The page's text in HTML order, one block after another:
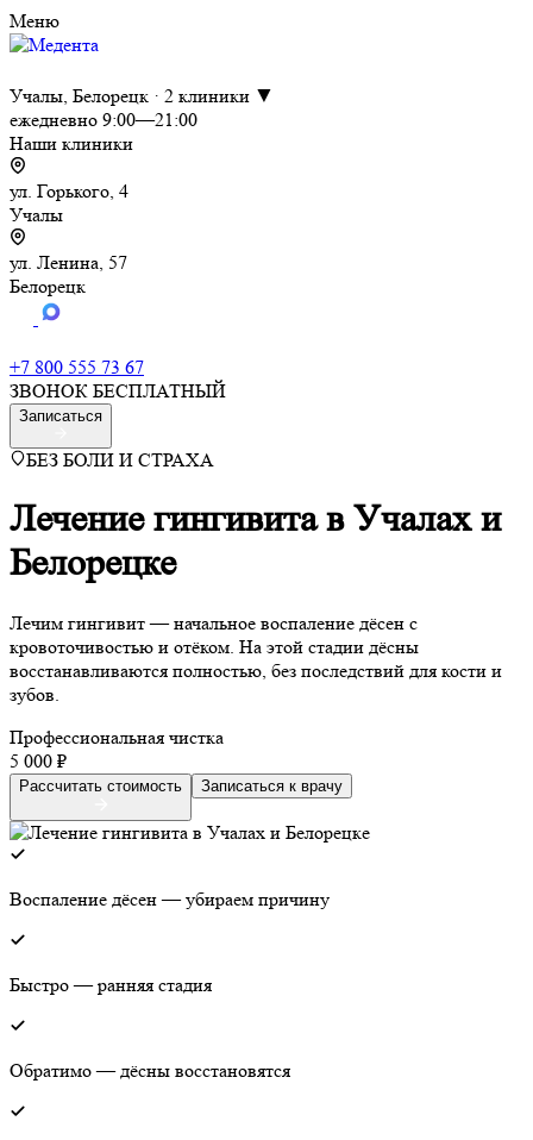
Меню
Учалы, Белорецк · 2 клиники ▼
ежедневно 9:00—21:00
Наши клиники
ул. Горького, 4
Учалы
ул. Ленина, 57
Белорецк
+7 800 555 73 67
ЗВОНОК БЕСПЛАТНЫЙ
Записаться
БЕЗ БОЛИ И СТРАХА
Лечение гингивита в Учалах и
Белорецке
Лечим гингивит — начальное воспаление дёсен с
кровоточивостью и отёком. На этой стадии дёсны
восстанавливаются полностью, без последствий для кости и
зубов.
Профессиональная чистка
5 000 ₽
Рассчитать стоимость Записаться к врачу
Воспаление дёсен — убираем причину
Быстро — ранняя стадия
Обратимо — дёсны восстановятся